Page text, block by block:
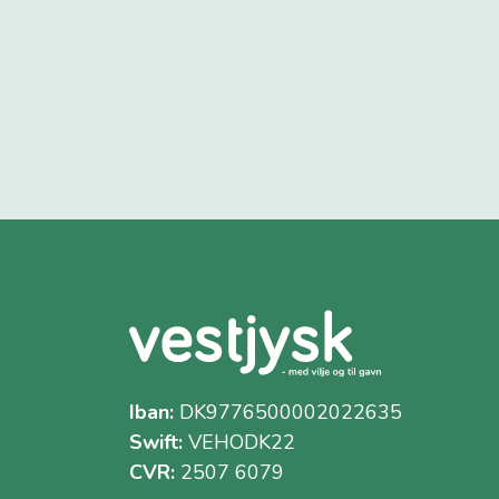
Iban:DK9776500002022635
Swift:VEHODK22
CVR:2507 6079